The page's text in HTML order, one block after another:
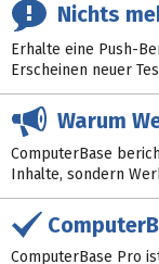
Nichts
Erhalte eine Push-
Erscheinen neuer
Warum
ComputerBase
Inhalte, sondern
ComputerBase Pro